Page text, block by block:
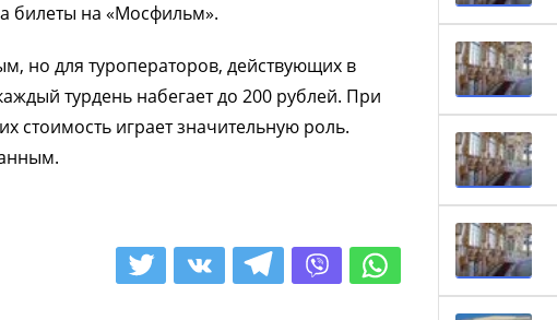
билеты на «Мосфильм».
но для туроператоров, действующих в
турдень набегает до 200 рублей. При
стоимость играет значительную роль.